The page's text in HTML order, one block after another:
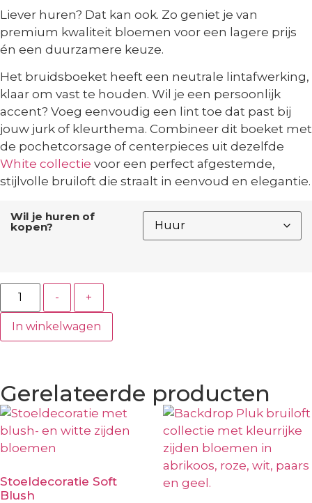
Liever huren? Dat kan ook. Zo geniet je van
premium kwaliteit bloemen voor een lagere prijs
én een duurzamere keuze.
Het bruidsboeket heeft een neutrale lintafwerking,
klaar om vast te houden. Wil je een persoonlijk
accent? Voeg eenvoudig een lint toe dat past bij
jouw jurk of kleurthema. Combineer dit boeket met
de pochetcorsage of centerpieces uit dezelfde
White collectie voor een perfect afgestemde,
stijlvolle bruiloft die straalt in eenvoud en elegantie.
Wil je huren of
kopen?
- +
In winkelwagen
Gerelateerde producten
Stoeldecoratie Soft
Blush